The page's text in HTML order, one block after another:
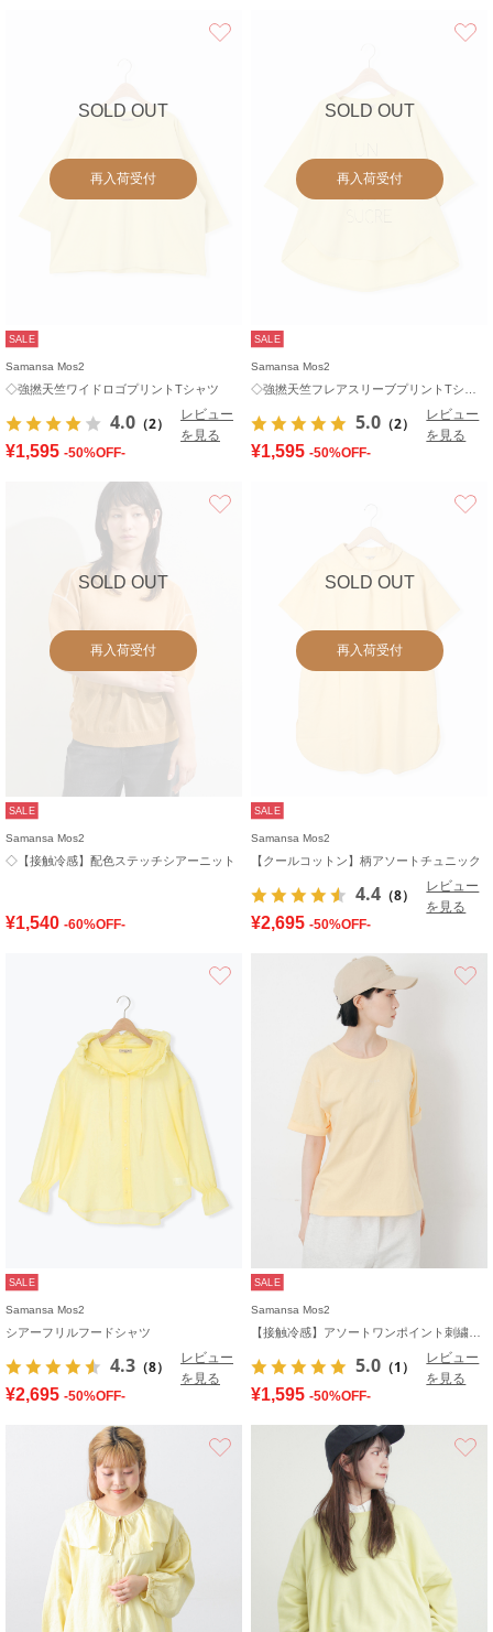
SOLD OUT
再入荷受付
SALE
Samansa Mos2
◇強撚天竺ワイドロゴプリントTシャツ
4.0 （2）
レビュー
を見る
¥1,595 -50%OFF-
SOLD OUT
再入荷受付
SALE
Samansa Mos2
5.0 （2）
レビュー
を見る
¥1,595 -50%OFF-
SOLD OUT
再入荷受付
SALE
Samansa Mos2
◇【接触冷感】配色ステッチシアーニット
¥1,540 -60%OFF-
SOLD OUT
再入荷受付
SALE
Samansa Mos2
【クールコットン】柄アソートチュニック
4.4 （8）
レビュー
を見る
¥2,695 -50%OFF-
SALE
Samansa Mos2
シアーフリルフードシャツ
4.3 （8）
レビュー
を見る
¥2,695 -50%OFF-
SALE
Samansa Mos2
5.0 （1）
レビュー
を見る
¥1,595 -50%OFF-